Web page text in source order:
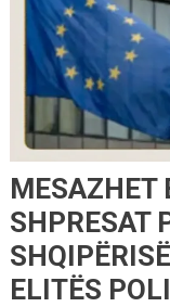
MESAZHET
SHPRESAT
ELITËS